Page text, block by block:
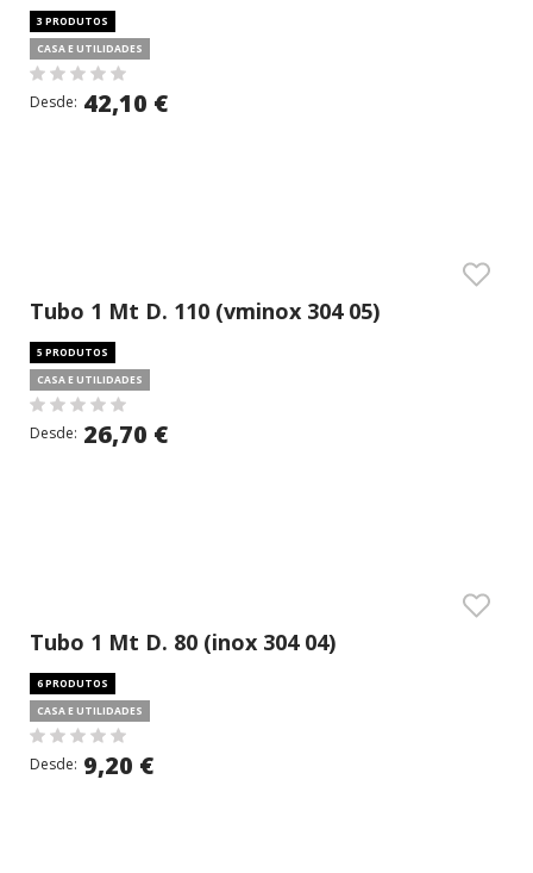
05)
3 PRODUTOS
CASA E UTILIDADES
Desde: 42,10 €
Tubo 1 Mt D. 110 (vminox 304 05)
5 PRODUTOS
CASA E UTILIDADES
Desde: 26,70 €
Tubo 1 Mt D. 80 (inox 304 04)
6 PRODUTOS
CASA E UTILIDADES
Desde: 9,20 €